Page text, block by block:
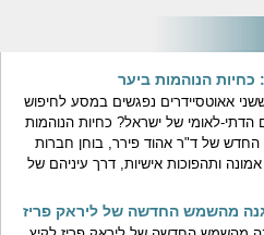
הנוהמות ביער
אאוטסיידרים נפגשים במסע לחיפוש
הדתי-לאומי של ישראל? כחיות הנוהמות
החדש של ד"ר אהוד פירר, בוחן חברות
אמונה ותהפוכות אישיות, דרך עיניהם של
מהשמש החדשה של ליראק פריז